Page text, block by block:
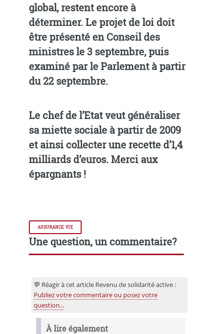
global, restent encore à
déterminer. Le projet de loi doit
être présenté en Conseil des
ministres le 3 septembre, puis
examiné par le Parlement à partir
du 22 septembre.
Le chef de l’Etat veut généraliser
sa miette sociale à partir de 2009
et ainsi collecter une recette d’1,4
milliards d’euros. Merci aux
épargnants !
ASSURANCE VIE
Une question, un commentaire?
💬 Réagir à cet article Revenu de solidarité active :
Publiez votre commentaire ou posez votre
question...
À lire également